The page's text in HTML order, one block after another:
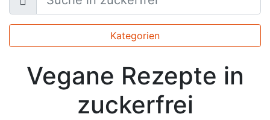
Kategorien
Vegane Rezepte in
zuckerfrei